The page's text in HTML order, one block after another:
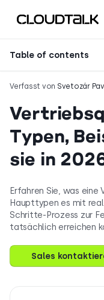
Table of contents
Verfasst von Svetozár
Typen,
sie in
Erfahren Sie, was
Haupttypen es mit
Schritte-Prozess zur
tatsächlich erreichen
Sales